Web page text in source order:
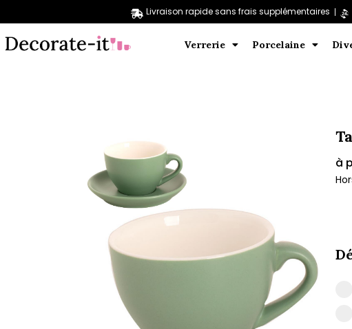
Livraison rapide sans frais supplémentaires
Verrerie Porcelaine
à